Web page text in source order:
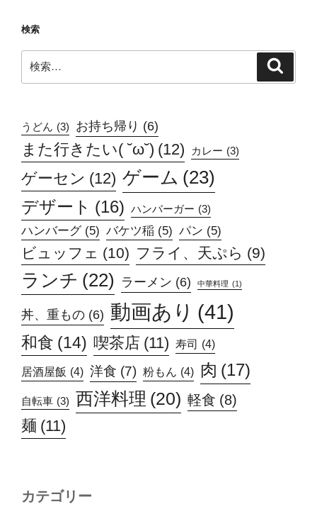
検索
索:
うどん (3) お持ち帰り (6)
また行きたい( ˘ω˘) (12) カレー (3)
ゲーセン (12) ゲーム (23)
デザート (16) ハンバーガー (3)
ハンバーグ (5) バケツ稲 (5) パン (5)
ビュッフェ (10) フライ、天ぷら (9)
ランチ (22) ラーメン (6) 中華料理 (1)
丼、重もの (6) 動画あり (41)
和食 (14) 喫茶店 (11) 寿司 (4)
居酒屋飯 (4) 洋食 (7) 粉もん (4) 肉 (17)
自転車 (3) 西洋料理 (20) 軽食 (8)
麺 (11)
カテゴリー